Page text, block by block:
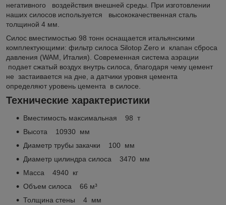
негативного воздействия внешней среды. При изготовлении
наших силосов используется высококачественная сталь
толщиной 4 мм.
Силос вместимостью 98 тонн оснащается итальянскими
комплектующими: фильтр силоса Silotop Zero и клапан сброса
давления (WAM, Италия). Современная система аэрации
подает сжатый воздух внутрь силоса, благодаря чему цемент
не застаивается на дне, а датчики уровня цемента
определяют уровень цемента в силосе.
Технические характеристики
Вместимость максимальная 98 т
Высота 10930 мм
Диаметр трубы закачки 100 мм
Диаметр цилиндра силоса 3470 мм
Масса 4940 кг
Объем силоса 66 м³
Толщина стены 4 мм